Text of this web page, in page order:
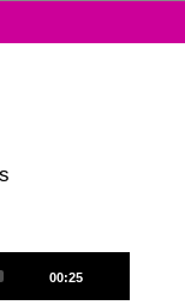
Total
00:25